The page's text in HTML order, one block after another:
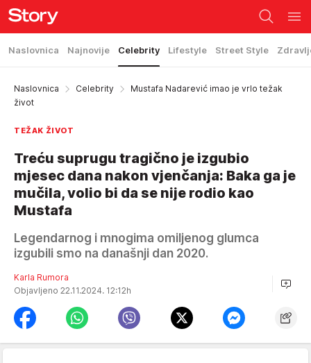
Naslovnica Najnovije Celebrity Lifestyle Street Style
Naslovnica Celebrity
Mustafa Nadarević imao je vrlo težak
život
TEŽAK ŽIVOT
Treću suprugu tragično je izgubio
mjesec dana nakon vjenčanja: Baka ga je
mučila, volio bi da se nije rodio kao
Mustafa
Legendarnog i mnogima omiljenog glumca
izgubili smo na današnji dan 2020.
Karla Rumora
Objavljeno 22.11.2024. 12:12h